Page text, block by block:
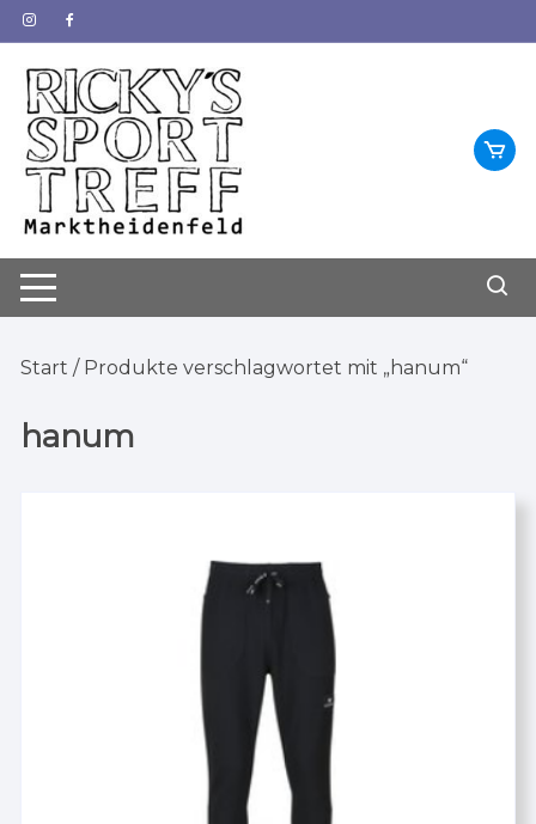
Zum
Inhalt
springen
Start / Produkte verschlagwortet mit „hanum“
hanum